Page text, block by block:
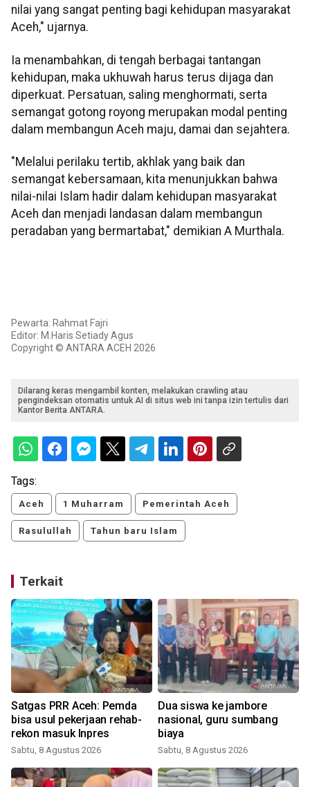
nilai yang sangat penting bagi kehidupan masyarakat
Aceh," ujarnya.
Ia menambahkan, di tengah berbagai tantangan
kehidupan, maka ukhuwah harus terus dijaga dan
diperkuat. Persatuan, saling menghormati, serta
semangat gotong royong merupakan modal penting
dalam membangun Aceh maju, damai dan sejahtera.
"Melalui perilaku tertib, akhlak yang baik dan
semangat kebersamaan, kita menunjukkan bahwa
nilai-nilai Islam hadir dalam kehidupan masyarakat
Aceh dan menjadi landasan dalam membangun
peradaban yang bermartabat," demikian A Murthala.
Pewarta: Rahmat Fajri
Editor: M.Haris Setiady Agus
Copyright © ANTARA ACEH 2026
Dilarang keras mengambil konten, melakukan crawling atau
pengindeksan otomatis untuk AI di situs web ini tanpa izin tertulis dari
Kantor Berita ANTARA.
Tags:
Aceh 1 Muharram Pemerintah Aceh
Rasulullah Tahun baru Islam
Terkait
Satgas PRR Aceh: Pemda
bisa usul pekerjaan rehab-
rekon masuk Inpres
Sabtu, 8 Agustus 2026
Dua siswa ke jambore
nasional, guru sumbang
biaya
Sabtu, 8 Agustus 2026